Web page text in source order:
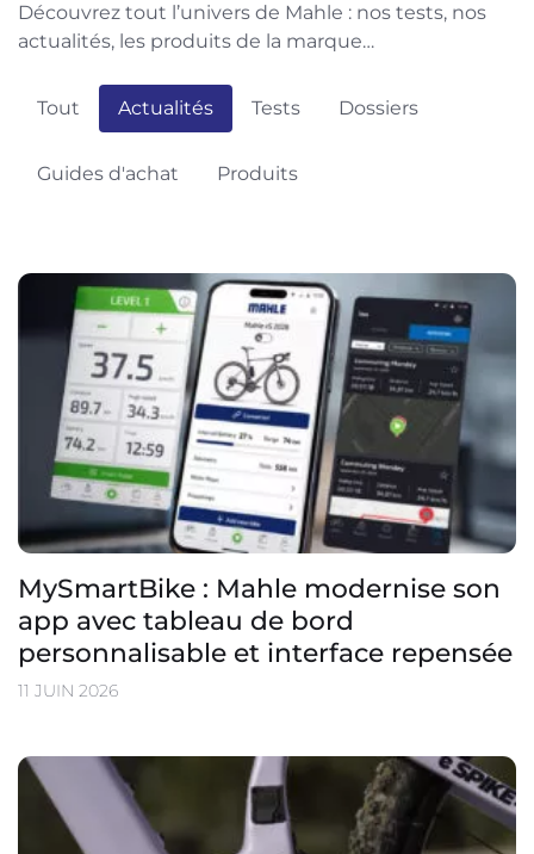
Découvrez tout l’univers de Mahle : nos tests, nos
actualités, les produits de la marque…
Tout Actualités Tests Dossiers
Guides d'achat Produits
MySmartBike : Mahle modernise son
app avec tableau de bord
personnalisable et interface repensée
11 JUIN 2026